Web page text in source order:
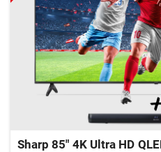
Sharp 85" 4K Ultra HD